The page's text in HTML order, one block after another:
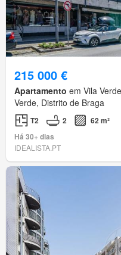
215 000 €
Apartamento em Vila
Verde, Distrito de Braga
T2 2
62 m²
Há 30+ dias
IDEALISTA.PT